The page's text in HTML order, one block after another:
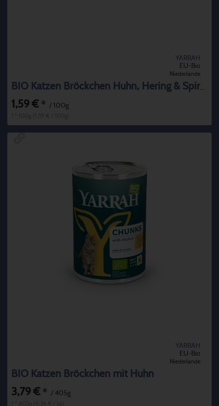
YARRAH
EU-Bio
Niederlande
BIO Katzen Bröckchen Huhn, Hering & Spirulina
1,59 € * / 100g
YARRAH
EU-Bio
Niederlande
BIO Katzen Bröckchen mit Huhn
3,79 € * / 405g